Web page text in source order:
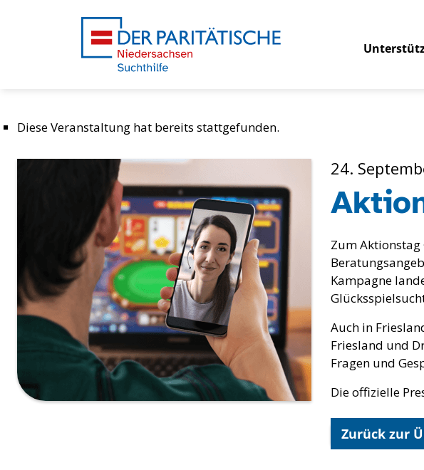
Diese Veranstaltung hat bereits stattgefunden.
24.
Zum
Kampagne
Auch in
Friesland und
Fragen und
Die offizielle
Zurück zur